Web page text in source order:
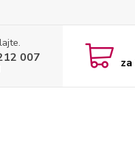
007 za